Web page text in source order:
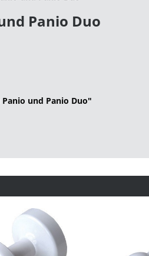
Panio Duo
und Panio Duo"